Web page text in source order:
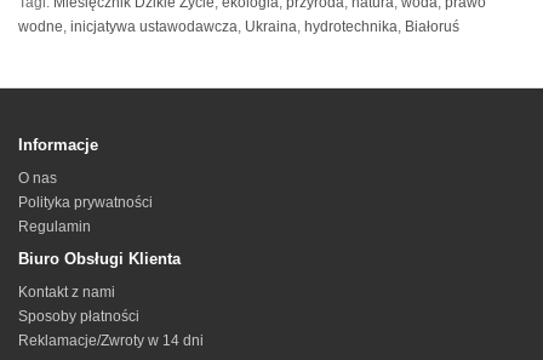
wodne, inicjatywa ustawodawcza, Ukraina, hydrotechnika, Białoruś
Informacje
O nas
Polityka prywatności
Regulamin
Biuro Obsługi Klienta
Kontakt z nami
Sposoby płatności
Reklamacje/Zwroty w 14 dni